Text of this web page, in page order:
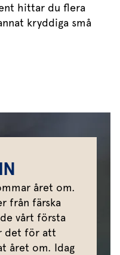
hittar du flera
kryddiga små
året om.
från färska
vårt första
det för att
året om. Idag